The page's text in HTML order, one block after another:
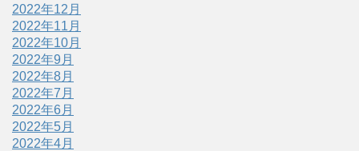
2022年12月
2022年11月
2022年10月
2022年9月
2022年8月
2022年7月
2022年6月
2022年5月
2022年4月